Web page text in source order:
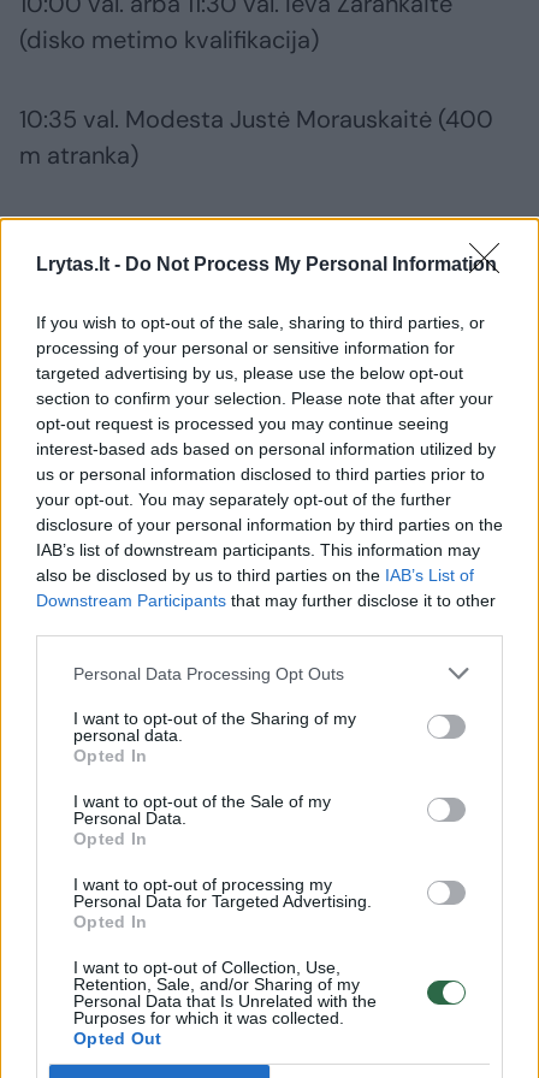
Lrytas.lt - Do Not Process My Personal Information
If you wish to opt-out of the sale, sharing to third parties, or
processing of your personal or sensitive information for
targeted advertising by us, please use the below opt-out
section to confirm your selection. Please note that after your
opt-out request is processed you may continue seeing
interest-based ads based on personal information utilized by
us or personal information disclosed to third parties prior to
your opt-out. You may separately opt-out of the further
disclosure of your personal information by third parties on the
IAB’s list of downstream participants. This information may
also be disclosed by us to third parties on the IAB’s List of
Downstream Participants that may further disclose it to other
Personal Data Processing Opt Outs
I want to opt-out of the Sharing of my
personal data.
Opted In
I want to opt-out of the Sale of my
Personal Data.
Opted In
I want to opt-out of processing my
Personal Data for Targeted Advertising.
Opted In
I want to opt-out of Collection, Use,
Retention, Sale, and/or Sharing of my
Personal Data that Is Unrelated with the
Purposes for which it was collected.
Opted Out
(disko metimo kvalifikacija)
10:35 val. Modesta Justė Morauskaitė (400
m atranka)
21:30 val. Mykolas Alekna, Andrius Gudžius,
Martynas Alekna (disko metimo finalas * jei
pateks)
22:10 val. Modesta Justė Morauskaitė (400
m pusfinalis * jei pateks)
Antradienis (rugpjūčio 22 d.)
21:20 val. Ieva Zarankaitė (disko metimo
11:05 val. Gabija Galvydytė (800 m atranka)
11:20 val. arba 12:55 val. Liveta Jasiūnaitė
(ieties metimo kvalifikacija)
13:50 val. Gediminas Truskauskas (200 m